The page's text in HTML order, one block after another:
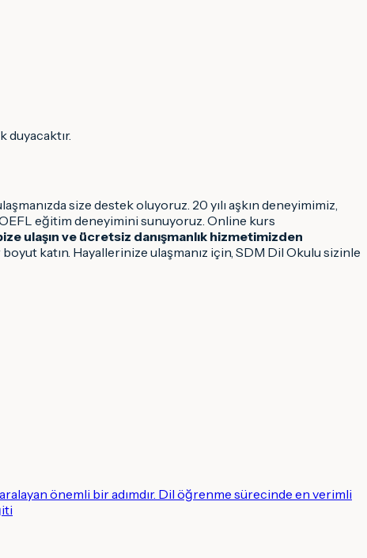
duyacaktır.
size destek oluyoruz. 20 yılı aşkın deneyimimiz,
eğitim deneyimini sunuyoruz. Online kurs
ulaşın ve ücretsiz danışmanlık hizmetimizden
katın. Hayallerinize ulaşmanız için, SDM Dil Okulu sizinle
önemli bir adımdır. Dil öğrenme sürecinde en verimli